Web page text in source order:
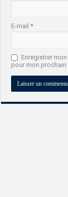
E-mail*
Enregistrer
pour mon prochain